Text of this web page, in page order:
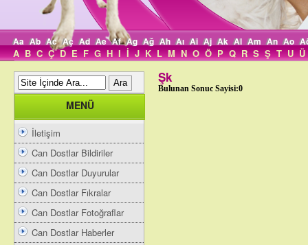
Aa Ab Ac Aç Ad Ae Af Ag Ağ Ah Aı Ai Aj Ak Al Am An Ao
A B C Ç D E F G H I İ J K L M N O Ö P Q R S Ş T U Ü
MENÜ
İletişim
Can Dostlar Bildiriler
Can Dostlar Duyurular
Can Dostlar Fıkralar
Can Dostlar Fotoğraflar
Can Dostlar Haberler
Şk
Bulunan Sonuc Sayisi:0